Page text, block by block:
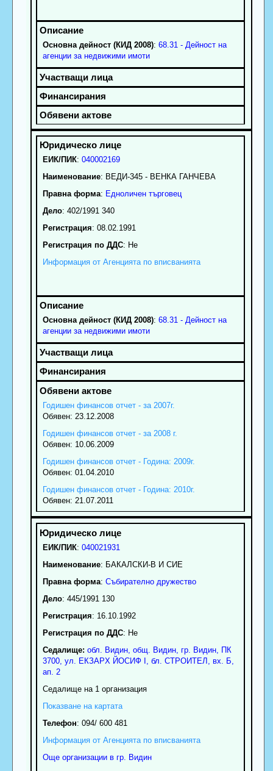
Основна дейност (КИД 2008): 68.31 - Дейност на
агенции за недвижими имоти
ЕИК/ПИК: 040002169
Наименование: ВЕДИ-345 - ВЕНКА ГАНЧЕВА
Правна форма: Едноличен търговец
Дело: 402/1991 340
Регистрация: 08.02.1991
Регистрация по ДДС: Нe
Информация от Агенцията по вписванията
Основна дейност (КИД 2008): 68.31 - Дейност на
агенции за недвижими имоти
Годишен финансов отчет - за 2007г.
Обявен: 23.12.2008
Годишен финансов отчет - за 2008 г.
Обявен: 10.06.2009
Годишен финансов отчет - Година: 2009г.
Обявен: 01.04.2010
Годишен финансов отчет - Година: 2010г.
Обявен: 21.07.2011
ЕИК/ПИК: 040021931
Наименование: БАКАЛСКИ-В И СИЕ
Правна форма: Събирателно дружество
Дело: 445/1991 130
Регистрация: 16.10.1992
Регистрация по ДДС: Нe
Седалище: обл. Видин, общ. Видин, гр. Видин, ПК
3700, ул. ЕКЗАPХ ЙОСИФ І, бл. СТРОИТЕЛ, вх. Б,
ап. 2
Седалище на 1 организация
Показване на картата
Телефон: 094/ 600 481
Информация от Агенцията по вписванията
Още организации в гр. Видин